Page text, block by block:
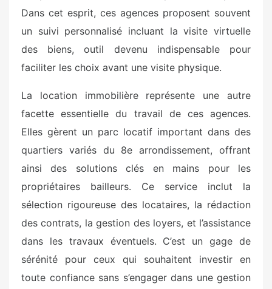
Dans cet esprit, ces agences proposent souvent
un suivi personnalisé incluant la visite virtuelle
des biens, outil devenu indispensable pour
faciliter les choix avant une visite physique.
La location immobilière représente une autre
facette essentielle du travail de ces agences.
Elles gèrent un parc locatif important dans des
quartiers variés du 8e arrondissement, offrant
ainsi des solutions clés en mains pour les
propriétaires bailleurs. Ce service inclut la
sélection rigoureuse des locataires, la rédaction
des contrats, la gestion des loyers, et l’assistance
dans les travaux éventuels. C’est un gage de
sérénité pour ceux qui souhaitent investir en
toute confiance sans s’engager dans une gestion